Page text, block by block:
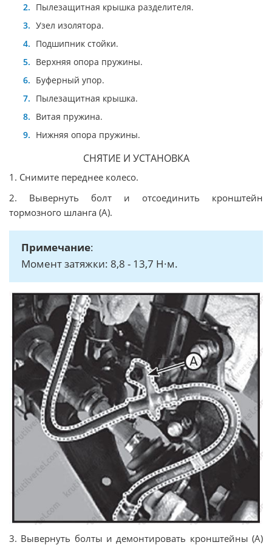
Пылезащитная крышка разделителя.
Узел изолятора.
Подшипник стойки.
Верхняя опора пружины.
Буферный упор.
Пылезащитная крышка.
Витая пружина.
Нижняя опора пружины.
СНЯТИЕ И УСТАНОВКА
1. Снимите переднее колесо.
2. Вывернуть болт и отсоединить кронштейн
тормозного шланга (A).
Примечание:
Момент затяжки: 8,8 - 13,7 Н·м.
3. Вывернуть болты и демонтировать кронштейны (А)